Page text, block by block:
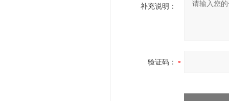
补充说明：
验证码：